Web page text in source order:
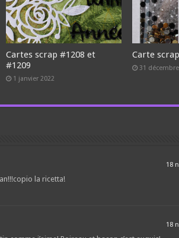
Cartes scrap #1208 et
#1209
1 janvier 2022
Carte
31 décembre
18
la ricetta!
18